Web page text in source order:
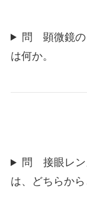
問 顕微鏡の
は何か。
問 接眼レン
は、どちらから